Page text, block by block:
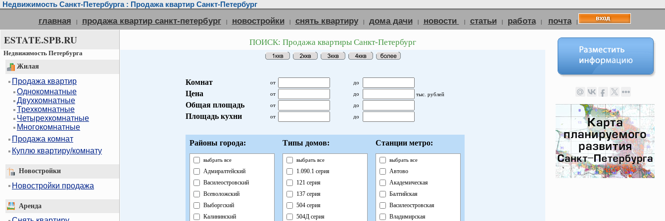
Недвижимость Санкт-Петербурга : Продажа квартир Санкт-Петербург
главная | продажа квартир санкт-петербург | новостройки | снять квартиру | дома дачи | новости | статьи | работа | почта |
ESTATE.SPB.RU
Недвижимость Петербурга
Жилая
Продажа квартир
Однокомнатные
Двухкомнатные
Трехкомнатные
Четырехкомнатные
Многокомнатные
Продажа комнат
Куплю квартиру/комнату
Новостройки
Новостройки продажа
Аренда
ПОИСК: Продажа квартиры Санкт-Петербург
Комнат от до
Цена от до тыс. рублей
Общая площадь от до
Площадь кухни от до
Районы города:
выбрать все
Адмиралтейский
Василеостровский
Всеволожский
Выборгский
Калининский
Типы домов:
выбрать все
1.090.1 серия
121 серия
137 серия
504 серия
504Д серия
Станции метро:
выбрать все
Автово
Академическая
Балтийская
Василеостровская
Владимирская